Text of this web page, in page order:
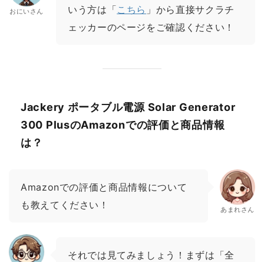
おにいさん
いう方は「こちら 」から直接サクラチ
ェッカーのページをご確認ください！
Jackery ポータブル電源 Solar Generator
300 PlusのAmazonでの評価と商品情報
は？
Amazonでの評価と商品情報について
も教えてください！
あまれさん
それでは見てみましょう！まずは「全